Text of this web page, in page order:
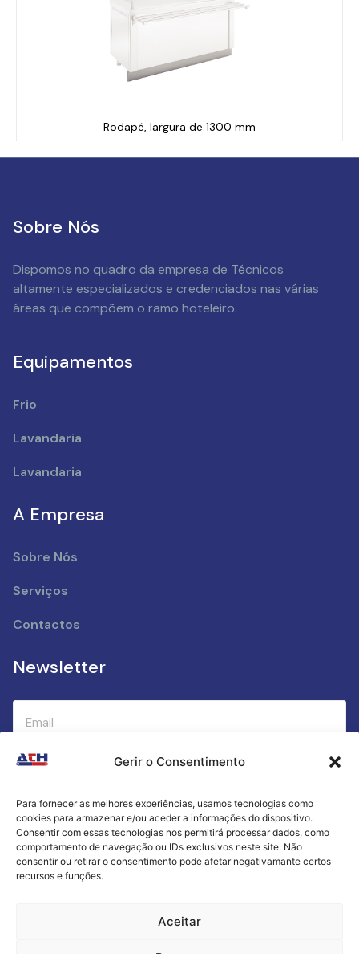
Gerir o Consentimento
Para fornecer as melhores experiências, usamos tecnologias como
cookies para armazenar e/ou aceder a informações do dispositivo.
Consentir com essas tecnologias nos permitirá processar dados, como
comportamento de navegação ou IDs exclusivos neste site. Não
consentir ou retirar o consentimento pode afetar negativamante certos
recursos e funções.
Aceitar
Rodapé, largura de 1300 mm
Sobre Nós
Dispomos no quadro da empresa de Técnicos
altamente especializados e credenciados nas várias
áreas que compõem o ramo hoteleiro.
Equipamentos
Frio
Lavandaria
Lavandaria
A Empresa
Sobre Nós
Serviços
Contactos
Newsletter
Submeter
Criamos a cozinha perfeita para o seu sucesso
gastronómico!